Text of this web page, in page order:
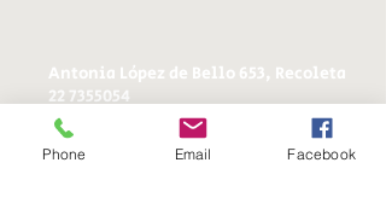
Antonia López de Bello 653, Recoleta
22 7355054
22 7375725
+56 9 75224598
ducereposteria@gmail.com
Phone Email Facebook